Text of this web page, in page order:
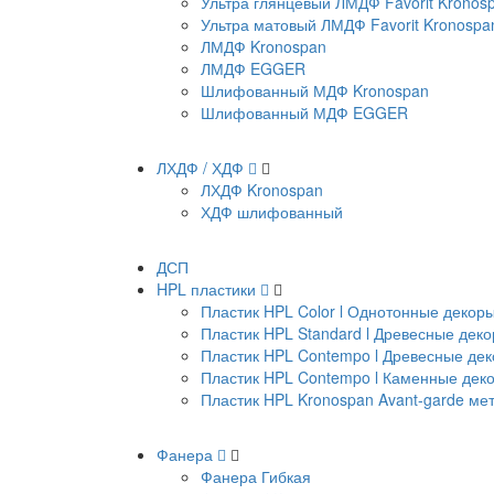
Ультра матовый ЛМДФ Favorit
ЛМДФ Kronospan
ЛМДФ EGGER
Шлифованный МДФ Kronospan
Шлифованный МДФ EGGER
ЛХДФ / ХДФ
ЛХДФ Kronospan
ХДФ шлифованный
ДСП
HPL пластики
Пластик HPL Color l Однотонные декоры
Пластик HPL Standard l Древесные
Пластик HPL Contempo l Древесные
Пластик HPL Contempo l Каменные
Пластик HPL Kronospan Avant-garde
Фанера
Фанера Гибкая